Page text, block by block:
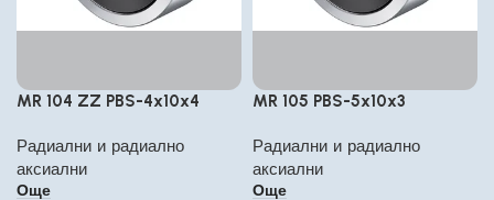
MR 104 ZZ PBS-4x10x4
Радиални и радиално
аксиални
Още
MR 105 PBS-5x10x3
Радиални и радиално
аксиални
Още